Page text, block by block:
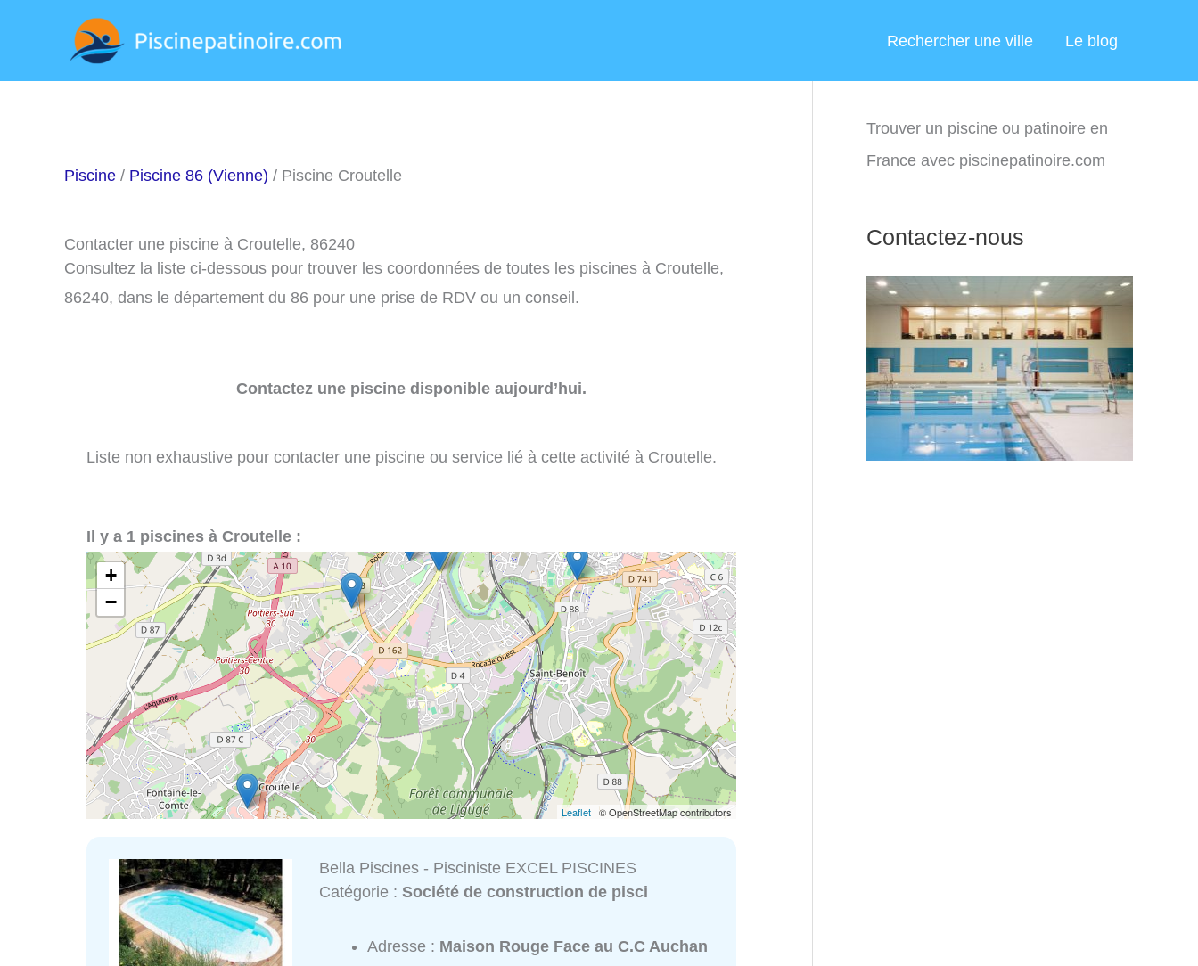
Rechercher une ville Le blog
Piscine / Piscine 86 (Vienne) / Piscine Croutelle
Contacter une piscine à Croutelle, 86240
Consultez la liste ci-dessous pour trouver les coordonnées de toutes les piscines à Croutelle,
86240, dans le département du 86 pour une prise de RDV ou un conseil.
Contactez une piscine disponible aujourd’hui.
Liste non exhaustive pour contacter une piscine ou service lié à cette activité à Croutelle.
Il y a 1 piscines à Croutelle :
+
−
Leaflet | © OpenStreetMap contributors
Bella Piscines - Pisciniste EXCEL PISCINES
Catégorie :Société de construction de pisci
Adresse : Maison Rouge Face au C.C Auchan
Trouver un piscine ou patinoire en
France avec piscinepatinoire.com
Contactez-nous